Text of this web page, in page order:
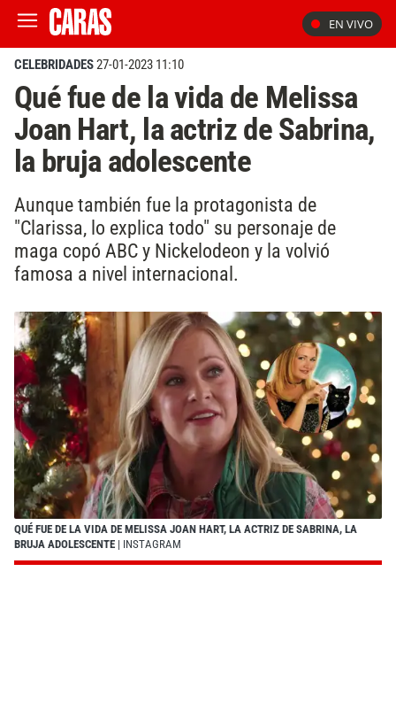
EN VIVO
CELEBRIDADES27-01-2023 11:10
Qué fue de la vida de Melissa
Joan Hart, la actriz de Sabrina,
la bruja adolescente
Aunque también fue la protagonista de
"Clarissa, lo explica todo" su personaje de
maga copó ABC y Nickelodeon y la volvió
famosa a nivel internacional.
QUÉ FUE DE LA VIDA DE MELISSA JOAN HART, LA ACTRIZ DE SABRINA, LA
BRUJA ADOLESCENTE | INSTAGRAM